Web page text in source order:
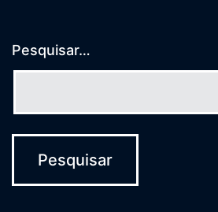
Pesquisar…